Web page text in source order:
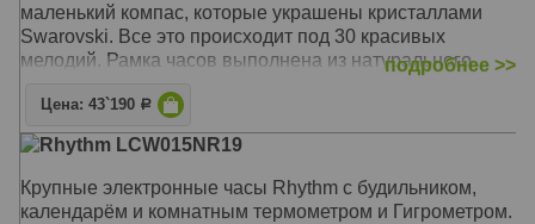
маленький компас, которые украшены кристаллами
Swarovski. Все это происходит под 30 красивых
мелодий. Рамка часов выполнена из натурального
штрих к этой модели и делает её оригинальным
подарком. Почасовая мелодия. Режим демонстрации.
Автоматический глушитель мелодии в ночное время
суток с сенсорным датчиком. Swarovski
кристаллическое художественное оформление
подробнее >>
Цена: 43`190 Р
Rhythm LCW015NR19
Крупные электронные часы Rhythm с будильником,
календарём и комнатным термометром и Гигрометром.